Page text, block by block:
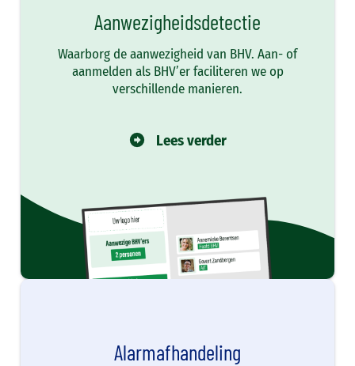
Aanwezigheidsdetectie
Waarborg de aanwezigheid van BHV. Aan- of
aanmelden als BHV’er faciliteren we op
verschillende manieren.
Lees verder
Alarmafhandeling